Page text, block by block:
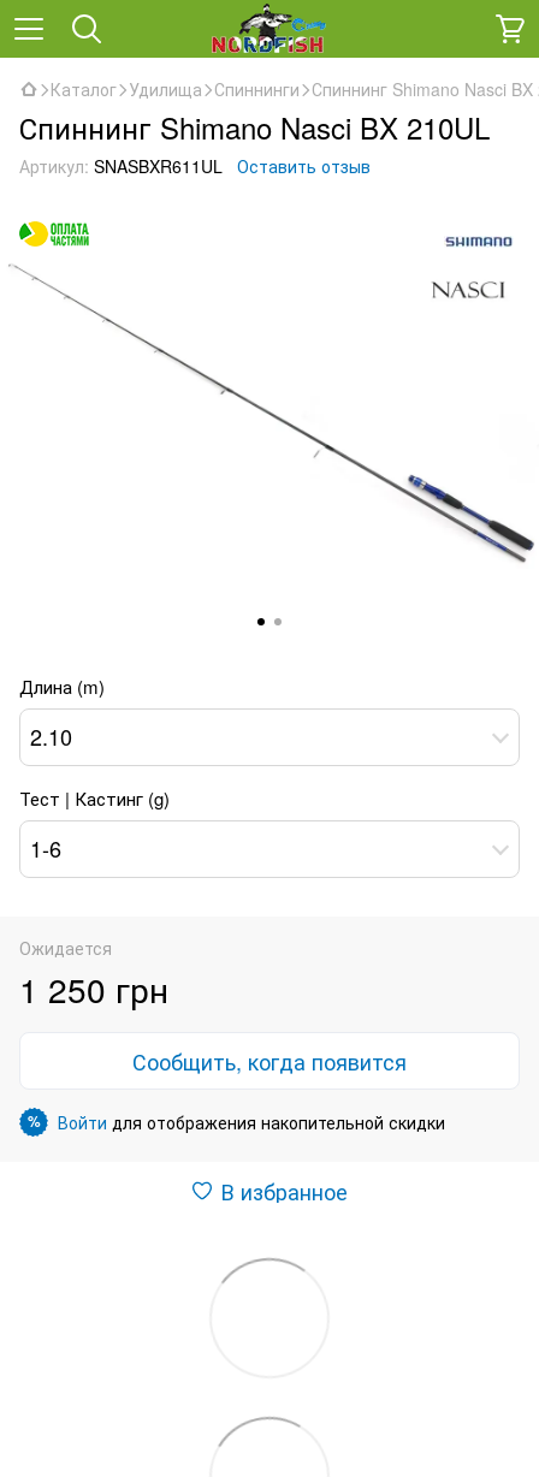
Каталог Удилища Спиннинги Спиннинг Shimano Nasci BX
Спиннинг Shimano Nasci BX 210UL
Артикул: SNASBXR611UL Оставить отзыв
Длина (m)
2.10
Тест | Кастинг (g)
1-6
Ожидается
1 250 грн
Сообщить, когда появится
% Войти для отображения накопительной скидки
В избранное